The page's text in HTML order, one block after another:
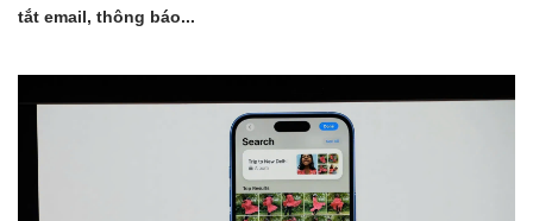
tắt email, thông báo...